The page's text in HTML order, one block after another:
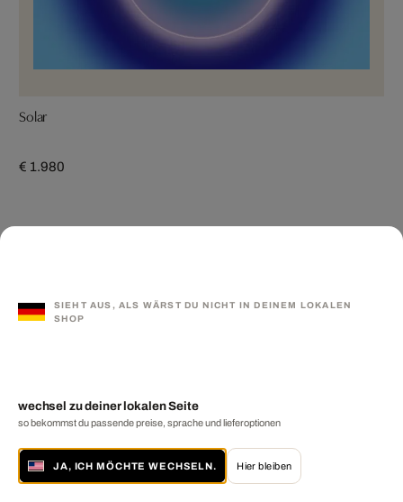
Solar
€ 1.980
SIEHT AUS, ALS WÄRST DU NICHT IN DEINEM LOKALEN
SHOP
wechsel zu deiner lokalen Seite
so bekommst du passende preise, sprache und lieferoptionen
JA, ICH MÖCHTE WECHSELN. Hier bleiben